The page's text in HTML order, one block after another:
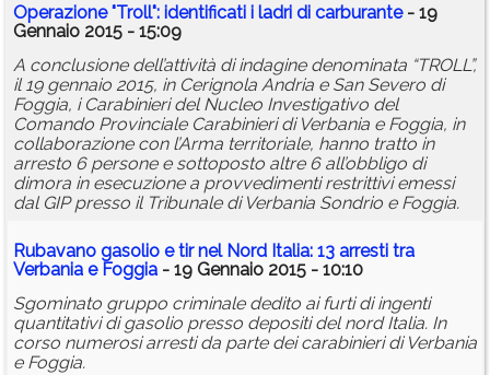
Operazione "Troll": identificati i ladri di carburante- 19
Gennaio 2015 - 15:09
A conclusione dell’attività di indagine denominata “TROLL”,
il 19 gennaio 2015, in Cerignola Andria e San Severo di
Foggia, i Carabinieri del Nucleo Investigativo del
Comando Provinciale Carabinieri di Verbania e Foggia, in
collaborazione con l’Arma territoriale, hanno tratto in
arresto 6 persone e sottoposto altre 6 all’obbligo di
dimora in esecuzione a provvedimenti restrittivi emessi
dal GIP presso il Tribunale di Verbania Sondrio e Foggia.
Rubavano gasolio e tir nel Nord Italia: 13 arresti tra
Verbania e Foggia - 19 Gennaio 2015 - 10:10
Sgominato gruppo criminale dedito ai furti di ingenti
quantitativi di gasolio presso depositi del nord Italia. In
corso numerosi arresti da parte dei carabinieri di Verbania
e Foggia.